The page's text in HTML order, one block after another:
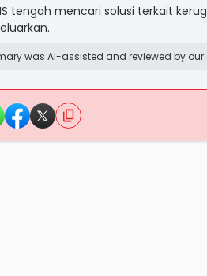
tengah mencari solusi terkait
was AI-assisted and reviewed by